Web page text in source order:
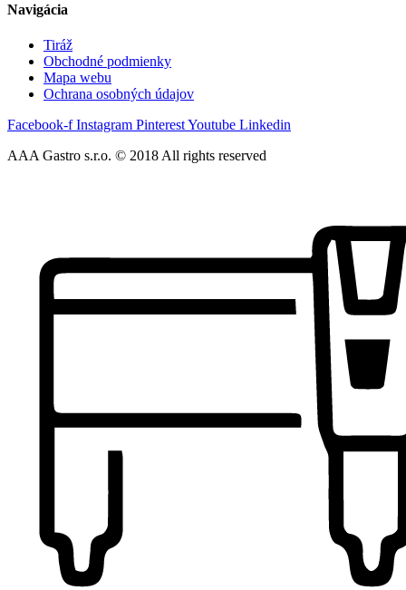
Navigácia
Tiráž
Obchodné podmienky
Mapa webu
Ochrana osobných údajov
Facebook-f Instagram PinterestYoutube Linkedin
AAA Gastro s.r.o. © 2018 All rights reserved​